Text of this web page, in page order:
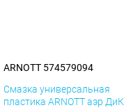
ARNOTT 574579094
Смазка универсальная
пластика ARNOTT аэр ДиК